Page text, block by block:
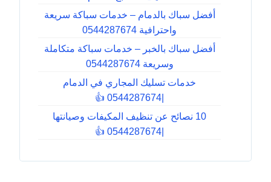
أفضل سباك بالدمام – خدمات سباكة سريعة
واحترافية 0544287674
أفضل سباك بالخبر – خدمات سباكة متكاملة
وسريعة 0544287674
خدمات تسليك المجاري في الدمام
10 نصائح عن تنظيف المكيفات وصيانتها